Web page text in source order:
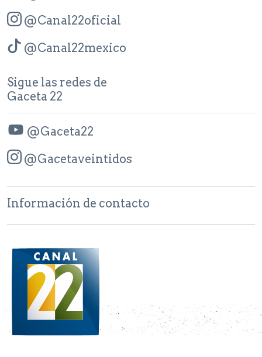
@Canal22oficial
@Canal22mexico
Sigue las redes de
Gaceta 22
@Gaceta22
@Gacetaveintidos
Información de contacto